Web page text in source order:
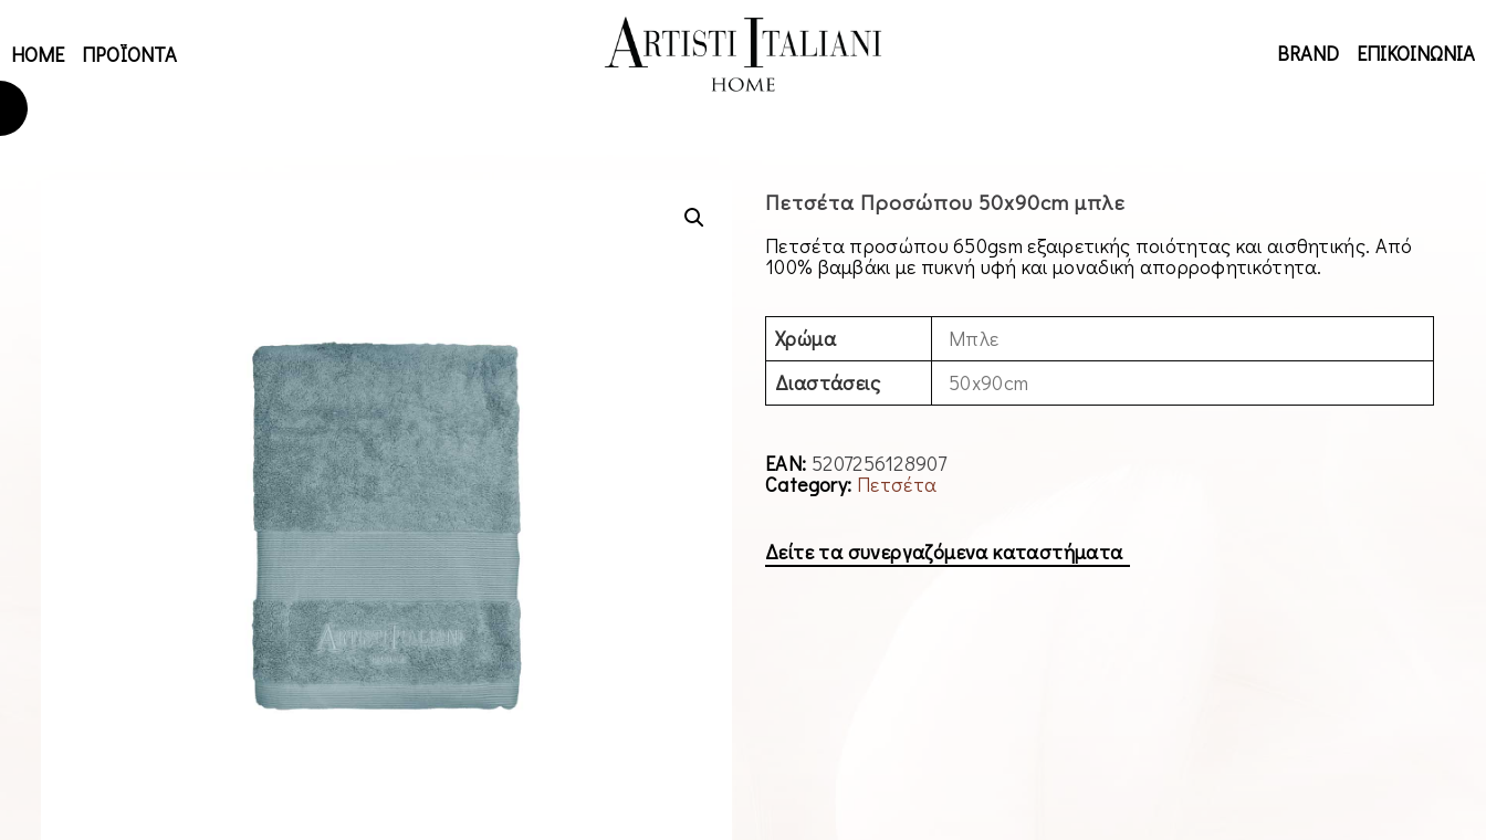
HOME ΠΡΟΪΟΝΤΑ BRAND ΕΠΙΚΟΙΝΩΝΙΑ
Πετσέτα Προσώπου 50x90cm μπλε
Πετσέτα προσώπου 650gsm εξαιρετικής ποιότητας και αισθητικής. Από
100% βαμβάκι με πυκνή υφή και μοναδική απορροφητικότητα.
Χρώμα
Μπλε
Διαστάσεις
50x90cm
EAN: 5207256128907
Category: Πετσέτα
Δείτε τα συνεργαζόμενα καταστήματα